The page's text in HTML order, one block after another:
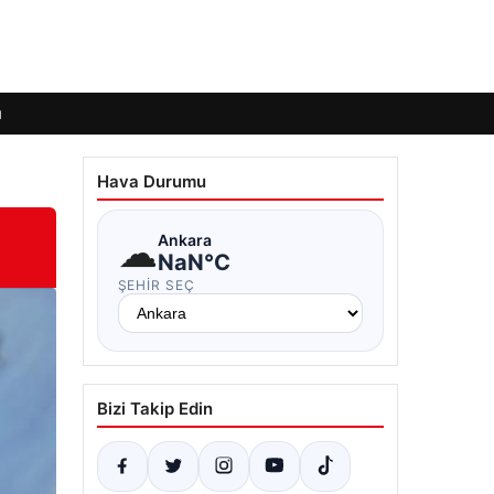
Hava Durumu
☁Ankara
NaN°C
ŞEHIR SEÇ
Bizi Takip Edin